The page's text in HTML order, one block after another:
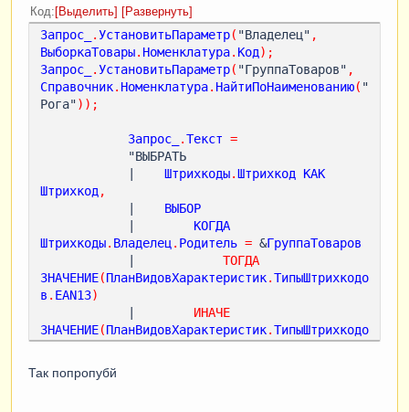
Код Выделить Развернуть
Запрос_ .УстановитьПараметр( "Владелец" ,
ВыборкаТовары. Номенклатура. Код);
Запрос_
.УстановитьПараметр( "ГруппаТоваров" ,
Справочник. Номенклатура. НайтиПоНаименованию( "
Рога"));
Запрос_ .Текст =
"ВЫБРАТЬ
Штрихкоды.Штрихкод
КАК
Штрихкод ,
ВЫБОР
КОГДА
Штрихкоды. Владелец . Родитель = &ГруппаТоваров
ТОГДА
ЗНАЧЕНИЕ(ПланВидовХарактеристик.ТипыШтрихкодо
в . EAN13)
ИНАЧЕ
ЗНАЧЕНИЕ(ПланВидовХарактеристик.ТипыШтрихкодо
|
Так попропубй